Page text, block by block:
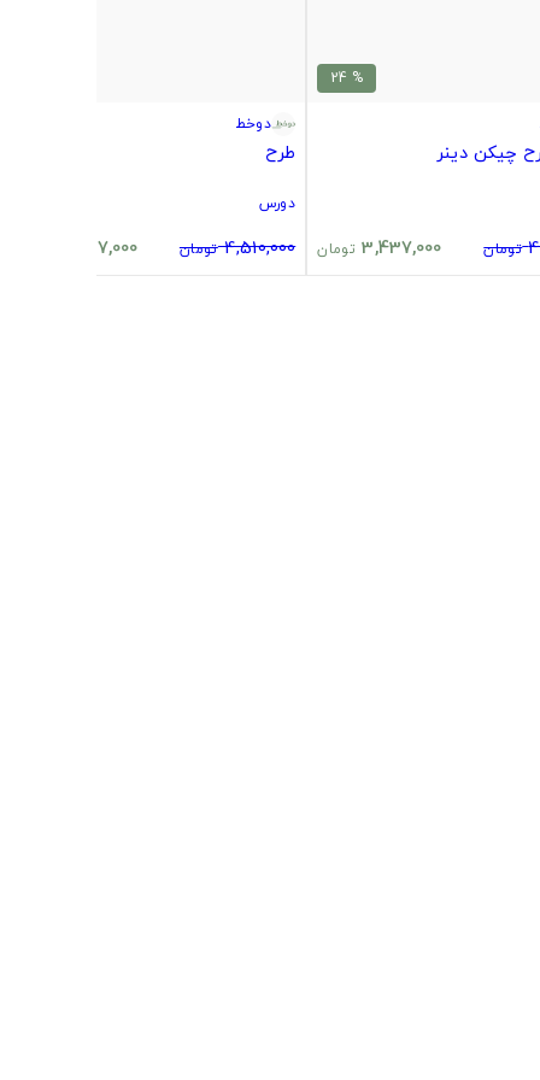
% 24
تومان 3,437,000 تومان
دوخط
طرح
دورس
4,510,000 تومان 3,437,000